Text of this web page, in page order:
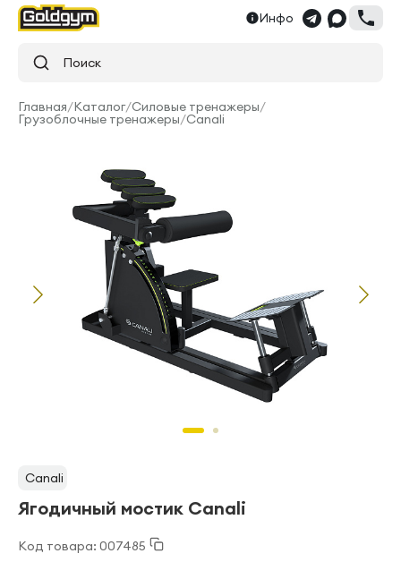
Инфо
Поиск
Главная/Каталог/Силовые тренажеры/
Грузоблочные тренажеры/Canali
Canali
Ягодичный мостик Canali
Код товара: 007485